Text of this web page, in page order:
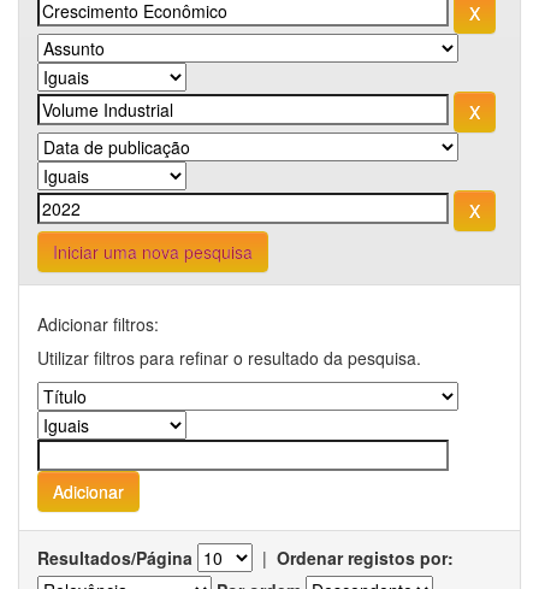
Iniciar uma nova pesquisa
Adicionar filtros:
Utilizar filtros para refinar o resultado da pesquisa.
Resultados/Página | Ordenar registos por: